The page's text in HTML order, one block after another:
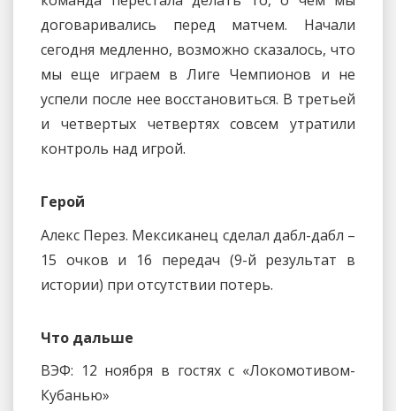
договаривались перед матчем. Начали
сегодня медленно, возможно сказалось, что
мы еще играем в Лиге Чемпионов и не
успели после нее восстановиться. В третьей
и четвертых четвертях совсем утратили
контроль над игрой.
Герой
Алекс Перез. Мексиканец сделал дабл-дабл –
15 очков и 16 передач (9-й результат в
истории) при отсутствии потерь.
Что дальше
ВЭФ: 12 ноября в гостях с «Локомотивом-
Кубанью»